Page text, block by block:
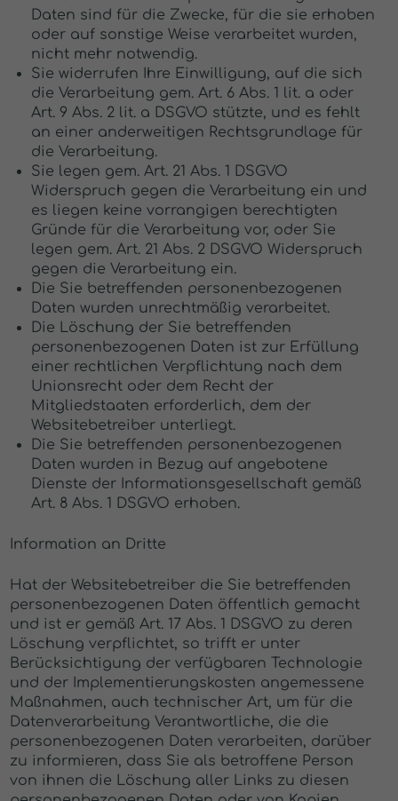
Daten sind für die Zwecke, für die sie erhoben
oder auf sonstige Weise verarbeitet wurden,
nicht mehr notwendig.
Sie widerrufen Ihre Einwilligung, auf die sich
die Verarbeitung gem. Art. 6 Abs. 1 lit. a oder
Art. 9 Abs. 2 lit. a DSGVO stützte, und es fehlt
an einer anderweitigen Rechtsgrundlage für
die Verarbeitung.
Sie legen gem. Art. 21 Abs. 1 DSGVO
Widerspruch gegen die Verarbeitung ein und
es liegen keine vorrangigen berechtigten
Gründe für die Verarbeitung vor, oder Sie
legen gem. Art. 21 Abs. 2 DSGVO Widerspruch
gegen die Verarbeitung ein.
Die Sie betreffenden personenbezogenen
Daten wurden unrechtmäßig verarbeitet.
Die Löschung der Sie betreffenden
personenbezogenen Daten ist zur Erfüllung
einer rechtlichen Verpflichtung nach dem
Unionsrecht oder dem Recht der
Mitgliedstaaten erforderlich, dem der
Websitebetreiber unterliegt.
Die Sie betreffenden personenbezogenen
Daten wurden in Bezug auf angebotene
Dienste der Informationsgesellschaft gemäß
Art. 8 Abs. 1 DSGVO erhoben.
Information an Dritte
Hat der Websitebetreiber die Sie betreffenden
personenbezogenen Daten öffentlich gemacht
und ist er gemäß Art. 17 Abs. 1 DSGVO zu deren
Löschung verpflichtet, so trifft er unter
Berücksichtigung der verfügbaren Technologie
und der Implementierungskosten angemessene
Maßnahmen, auch technischer Art, um für die
Datenverarbeitung Verantwortliche, die die
personenbezogenen Daten verarbeiten, darüber
zu informieren, dass Sie als betroffene Person
von ihnen die Löschung aller Links zu diesen